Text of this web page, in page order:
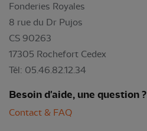
Fonderies Royales
8 rue du Dr Pujos
CS 90263
17305 Rochefort Cedex
Tél: 05.46.82.12.34
Besoin d'aide, une question ?
Contact & FAQ